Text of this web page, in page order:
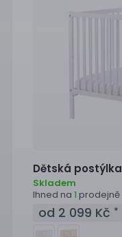
Dětská postýlka
Skladem
Ihned na 1 prodejně
od 2 099 Kč *